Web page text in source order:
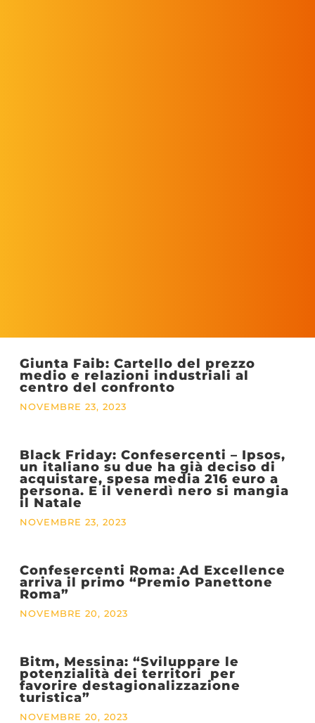
Giunta Faib: Cartello del prezzo
medio e relazioni industriali al
centro del confronto
NOVEMBRE 23, 2023
Black Friday: Confesercenti – Ipsos,
un italiano su due ha già deciso di
acquistare, spesa media 216 euro a
persona. E il venerdì nero si mangia
il Natale
NOVEMBRE 23, 2023
Confesercenti Roma: Ad Excellence
arriva il primo “Premio Panettone
Roma”
NOVEMBRE 20, 2023
Bitm, Messina: “Sviluppare le
potenzialità dei territori per
favorire destagionalizzazione
turistica”
NOVEMBRE 20, 2023